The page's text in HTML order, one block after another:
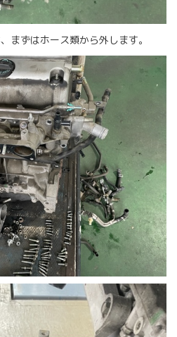
まずはホース類から外します。